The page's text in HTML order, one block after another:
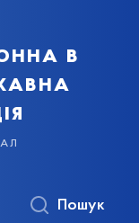
в
Пошук